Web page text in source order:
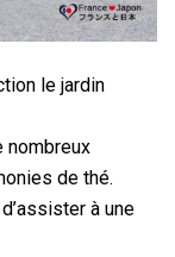
le jardin
nombreux
de thé.
à une